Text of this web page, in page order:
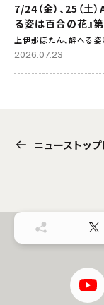
7/24（金）、25（
る姿は百合の花』
上伊那ぼたん、酔へる
2026.07.23
ニューストッ